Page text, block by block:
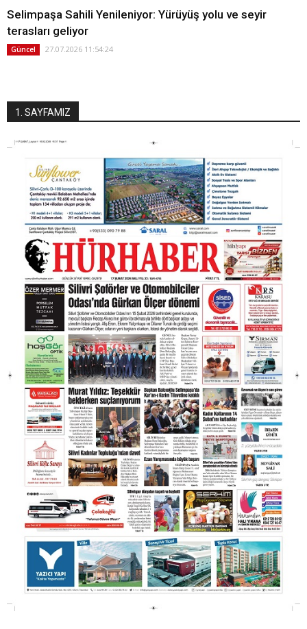
Selimpaşa Sahili Yenileniyor: Yürüyüş yolu ve seyir
terasları geliyor
Güncel 27.07.2026 11:54:24
1. SAYFAMIZ